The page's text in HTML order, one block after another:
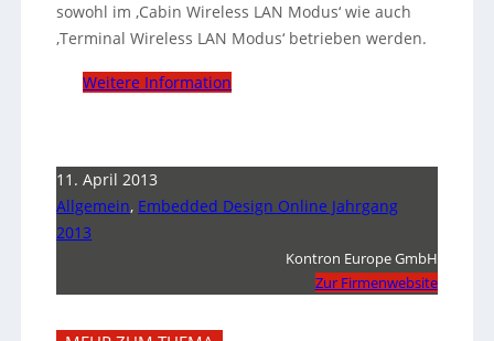
sowohl im ‚Cabin Wireless LAN Modus‘ wie auch
‚Terminal Wireless LAN Modus‘ betrieben werden.
Weitere Information
11. April 2013
Allgemein, Embedded Design Online Jahrgang
2013
Kontron Europe GmbH
Zur Firmenwebsite